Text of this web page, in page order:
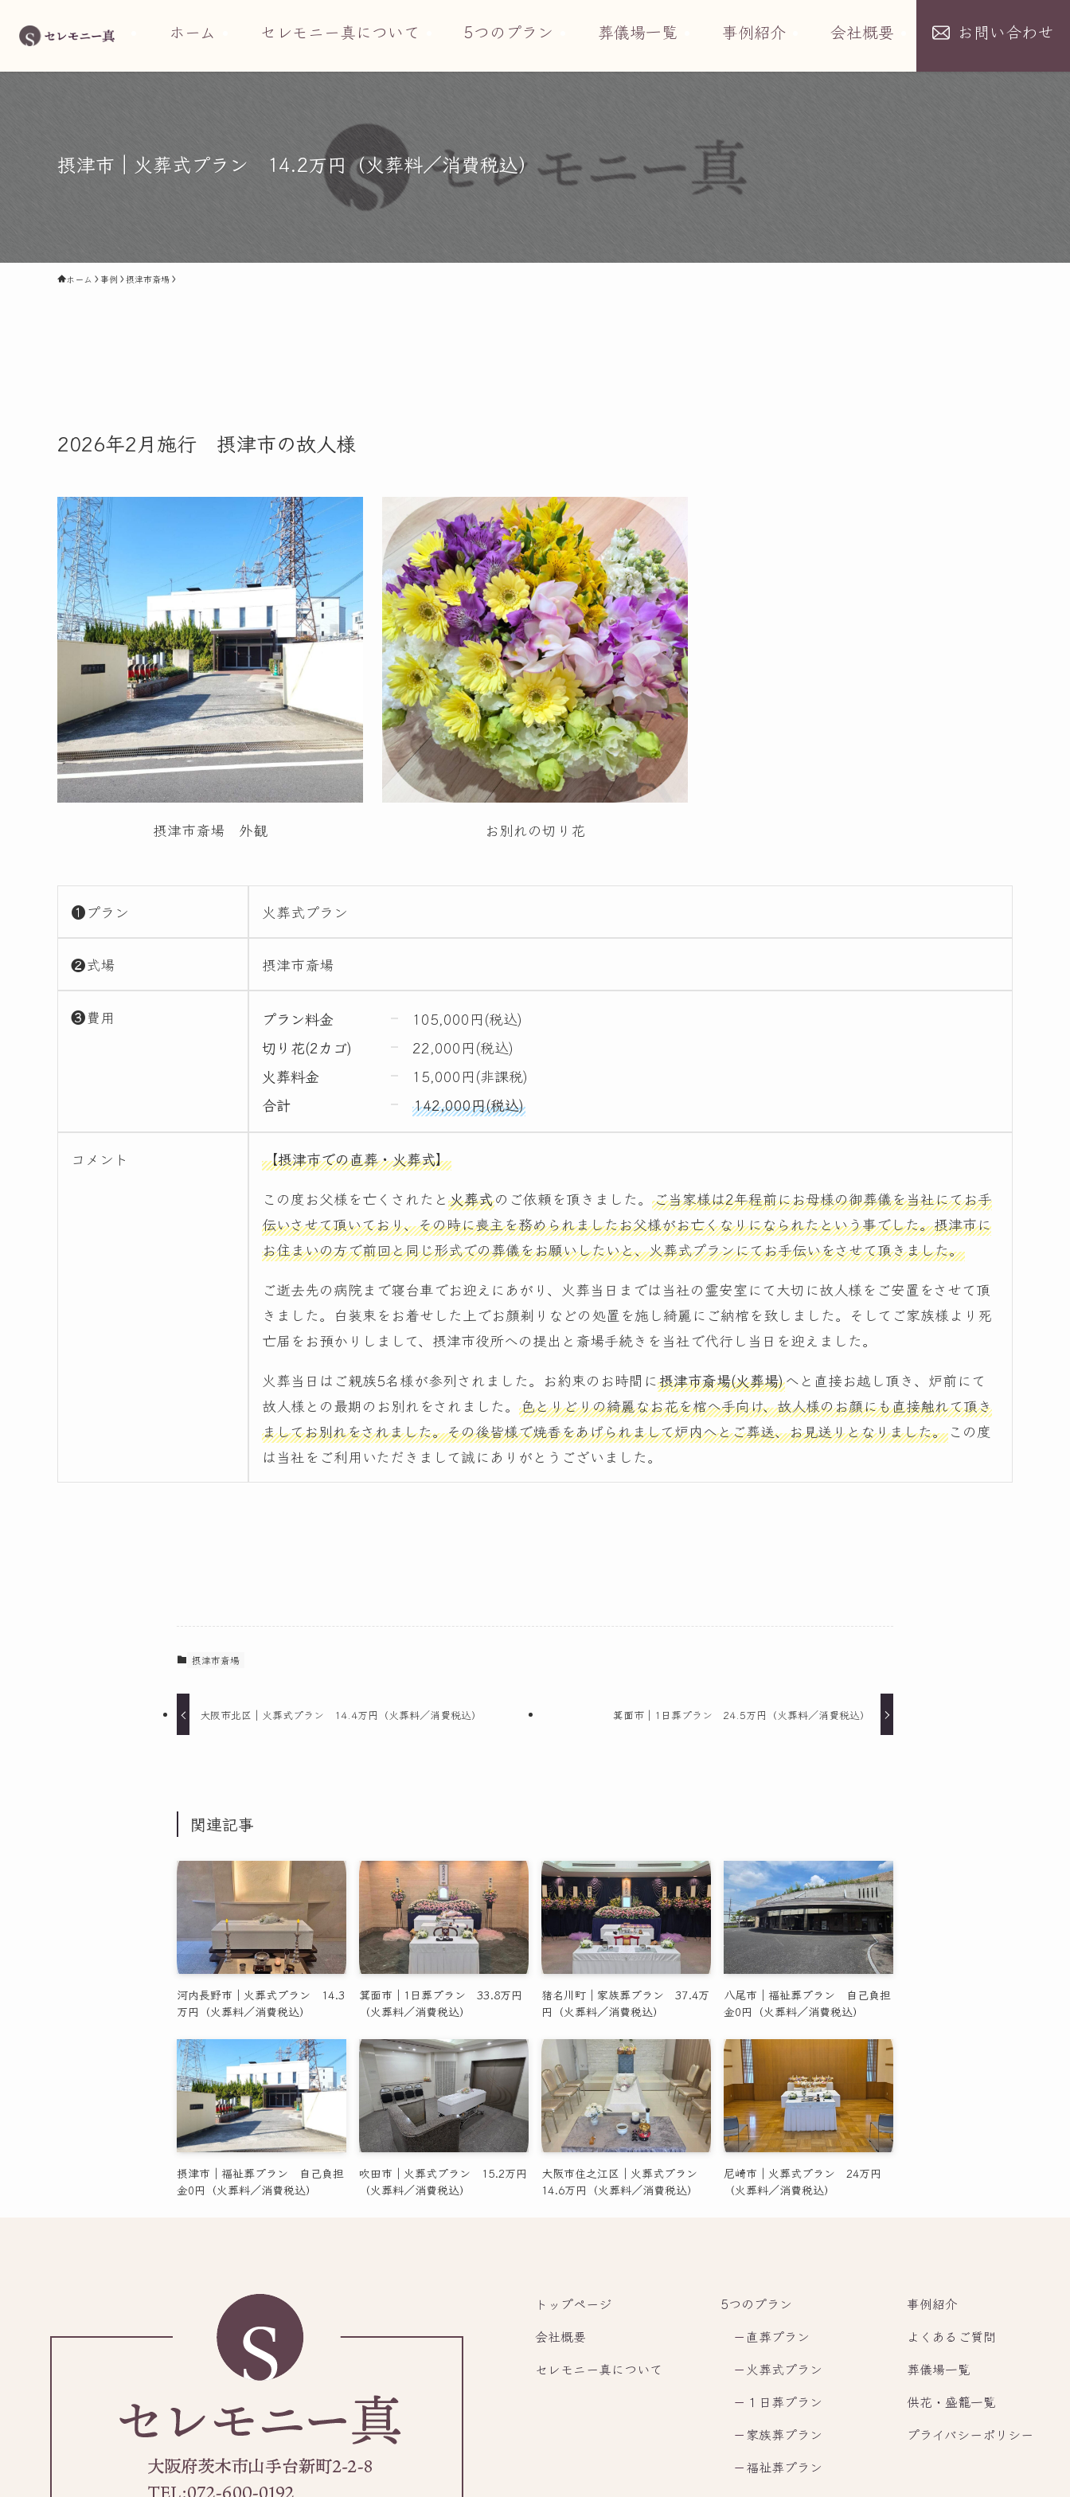
ホーム セレモニー真について 5つのプラン 葬儀場一覧 事例紹介 会社概要 お問い合わせ
摂津市｜火葬式プラン 14.2万円（火葬料／消費税込）
ホーム 事例 摂津市斎場
2026年2月施行 摂津市の故人様
摂津市斎場 外観 お別れの切り花
❶プラン 火葬式プラン
❷式場 摂津市斎場
❸費用 プラン料金
105,000円(税込)
切り花(2カゴ)
22,000円(税込)
火葬料金
15,000円(非課税)
合計
142,000円(税込)
コメント
【摂津市での直葬・火葬式】
この度お父様を亡くされたと 火葬式のご依頼を頂きました。 ご当家様は2年程前にお母様の御葬儀を当社にてお手
伝いさせて頂いており、その時に喪主を務められましたお父様がお亡くなりになられたという事でした。摂津市に
お住まいの方で前回と同じ形式での葬儀をお願いしたいと、火葬式プランにてお手伝いをさせて頂きました。
ご逝去先の病院まで寝台車でお迎えにあがり、火葬当日までは当社の霊安室にて大切に故人様をご安置をさせて頂
きました。白装束をお着せした上でお顔剃りなどの処置を施し綺麗にご納棺を致しました。そしてご家族様より死
亡届をお預かりしまして、摂津市役所への提出と斎場手続きを当社で代行し当日を迎えました。
火葬当日はご親族5名様が参列されました。お約束のお時間に摂津市斎場(火葬場)へと直接お越し頂き、炉前にて
故人様との最期のお別れをされました。 色とりどりの綺麗なお花を棺へ手向け、故人様のお顔にも直接触れて頂き
ましてお別れをされました。その後皆様で焼香をあげられまして炉内へとご葬送、お見送りとなりました。 この度
は当社をご利用いただきまして誠にありがとうございました。
摂津市斎場
大阪市北区｜火葬式プラン 14.4万円（火葬料／消費税込） 箕面市｜1日葬プラン 24.5万円（火葬料／消費税込）
関連記事
河内長野市｜火葬式プラン 14.3
万円（火葬料／消費税込）
箕面市｜1日葬プラン 33.8万円
（火葬料／消費税込）
猪名川町｜家族葬プラン 37.4万
円（火葬料／消費税込）
八尾市｜福祉葬プラン 自己負担
金0円（火葬料／消費税込）
摂津市｜福祉葬プラン 自己負担
金0円（火葬料／消費税込）
吹田市｜火葬式プラン 15.2万円
（火葬料／消費税込）
大阪市住之江区｜火葬式プラン
14.6万円（火葬料／消費税込）
尼崎市｜火葬式プラン 24万円
（火葬料／消費税込）
トップページ
会社概要
セレモニー真について
5つのプラン
－ 直葬プラン
－ 火葬式プラン
－ １日葬プラン
－家族葬プラン
－福祉葬プラン
事例紹介
よくあるご質問
葬儀場一覧
供花・盛籠一覧
プライバシーポリシー